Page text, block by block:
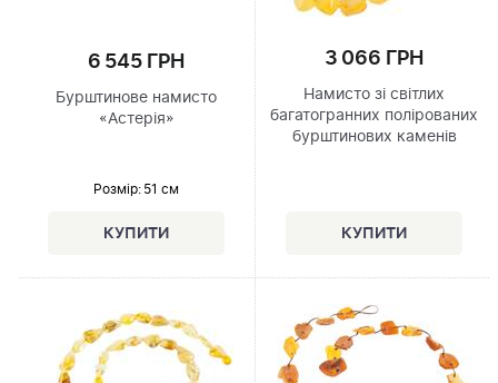
6 545 ГРН
Бурштинове намисто
«Астерія»
Розмір: 51 см
3 066 ГРН
Намисто зі світлих
багатогранних полірованих
бурштинових каменів